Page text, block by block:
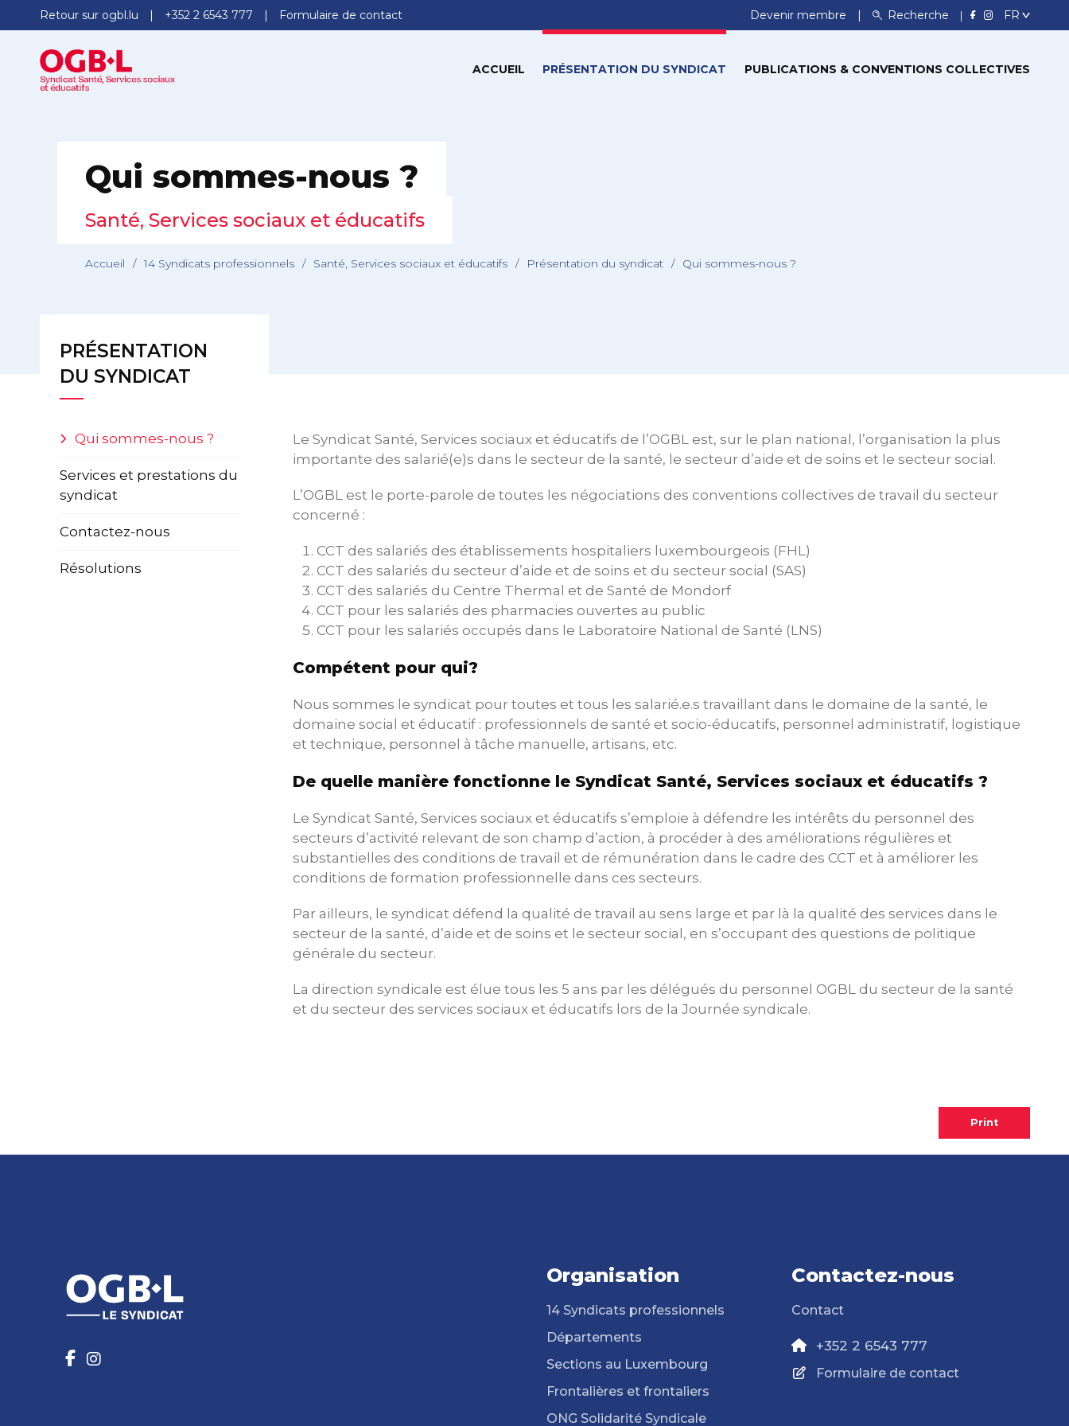
Retour sur ogbl.lu +352 2 6543 777 Formulaire de contact Devenir membre Recherche
ACCUEIL PRÉSENTATION DU SYNDICAT PUBLICATIONS & CONVENTIONS COLLECTIVES
Qui sommes-nous ?
Santé, Services sociaux et éducatifs
Accueil / 14 Syndicats professionnels / Santé, Services sociaux et éducatifs / Présentation du syndicat / Qui sommes-nous ?
PRÉSENTATION
DU SYNDICAT
Qui sommes-nous ?
Services et prestations du
syndicat
Contactez-nous
Résolutions
Le Syndicat Santé, Services sociaux et éducatifs de l’OGBL est, sur le plan national, l’organisation la plus
importante des salarié(e)s dans le secteur de la santé, le secteur d’aide et de soins et le secteur social.
L’OGBL est le porte-parole de toutes les négociations des conventions collectives de travail du secteur
concerné :
CCT des salariés des établissements hospitaliers luxembourgeois (FHL)
CCT des salariés du secteur d’aide et de soins et du secteur social (SAS)
CCT des salariés du Centre Thermal et de Santé de Mondorf
CCT pour les salariés des pharmacies ouvertes au public
CCT pour les salariés occupés dans le Laboratoire National de Santé (LNS)
Compétent pour qui?
Nous sommes le syndicat pour toutes et tous les salarié.e.s travaillant dans le domaine de la santé, le
domaine social et éducatif : professionnels de santé et socio-éducatifs, personnel administratif, logistique
et technique, personnel à tâche manuelle, artisans, etc.
De quelle manière fonctionne le Syndicat Santé, Services sociaux et éducatifs ?
Le Syndicat Santé, Services sociaux et éducatifs s’emploie à défendre les intérêts du personnel des
secteurs d’activité relevant de son champ d’action, à procéder à des améliorations régulières et
substantielles des conditions de travail et de rémunération dans le cadre des CCT et à améliorer les
conditions de formation professionnelle dans ces secteurs.
Par ailleurs, le syndicat défend la qualité de travail au sens large et par là la qualité des services dans le
secteur de la santé, d’aide et de soins et le secteur social, en s’occupant des questions de politique
générale du secteur.
La direction syndicale est élue tous les 5 ans par les délégués du personnel OGBL du secteur de la santé
et du secteur des services sociaux et éducatifs lors de la Journée syndicale.
Print
Organisation
14 Syndicats professionnels
Départements
Sections au Luxembourg
Frontalières et frontaliers
ONG Solidarité Syndicale
Contactez-nous
Contact
+352 2 6543 777
Formulaire de contact